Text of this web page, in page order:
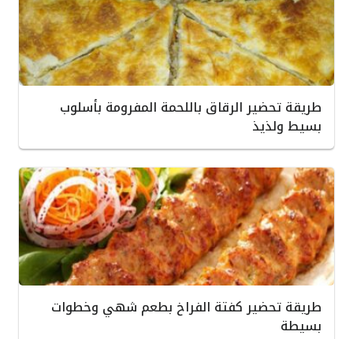
طريقة تحضير الرقاق باللحمة المفرومة بأسلوب
بسيط ولذيذ
طريقة تحضير كفتة الفراخ بطعم شهي وخطوات
بسيطة